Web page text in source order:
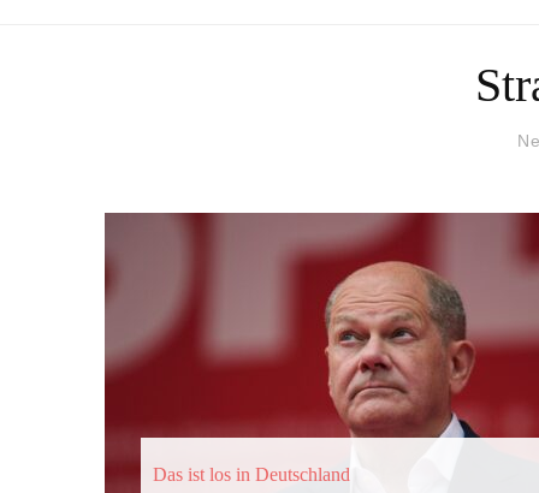
Das ist los in Deutschland